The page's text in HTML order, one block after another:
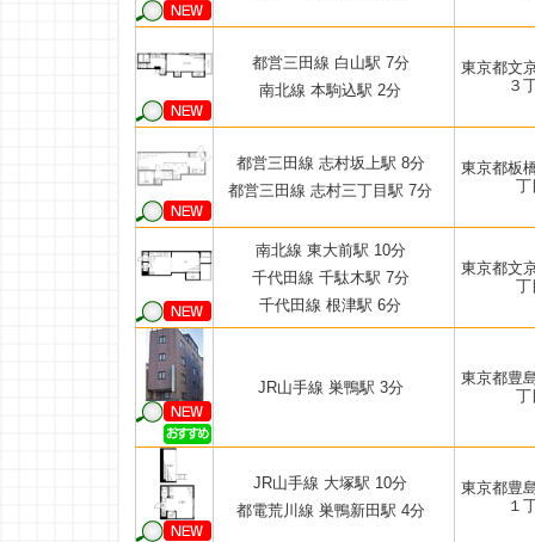
都営三田線 白山駅 7分
南北線 本駒込駅 2分
東京都文
３
都営三田線 志村坂上駅 8分
都営三田線 志村三丁目駅 7分
東京都板
丁
南北線 東大前駅 10分
千代田線 千駄木駅 7分
千代田線 根津駅 6分
東京都文
丁
JR山手線 巣鴨駅 3分
東京都豊
丁
JR山手線 大塚駅 10分
都電荒川線 巣鴨新田駅 4分
東京都豊
１